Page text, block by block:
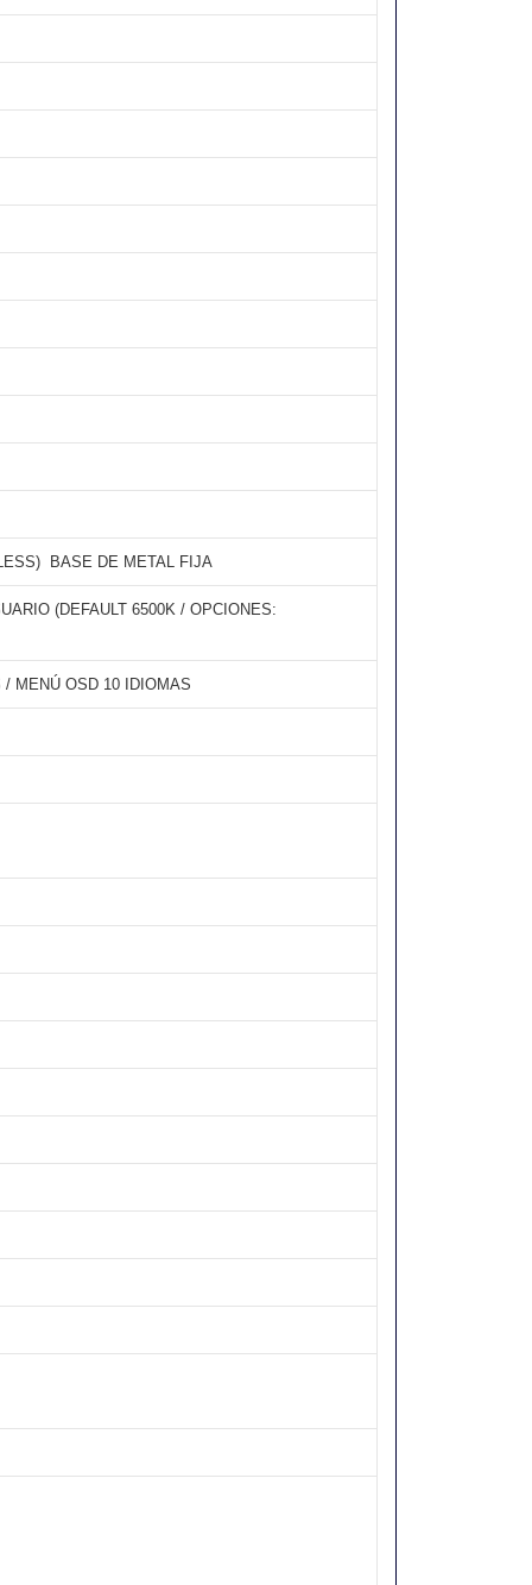
 BASE DE METAL FIJA
(DEFAULT 6500K / OPCIONES:
MENÚ OSD 10 IDIOMAS